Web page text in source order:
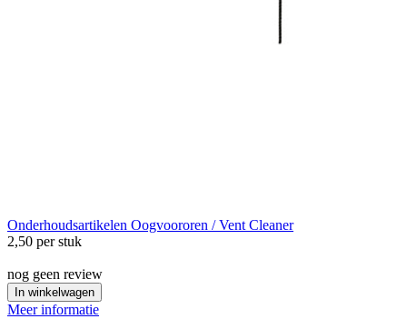
Onderhoudsartikelen Oogvoororen / Vent Cleaner
2,50 per stuk
nog geen review
In winkelwagen
Meer informatie